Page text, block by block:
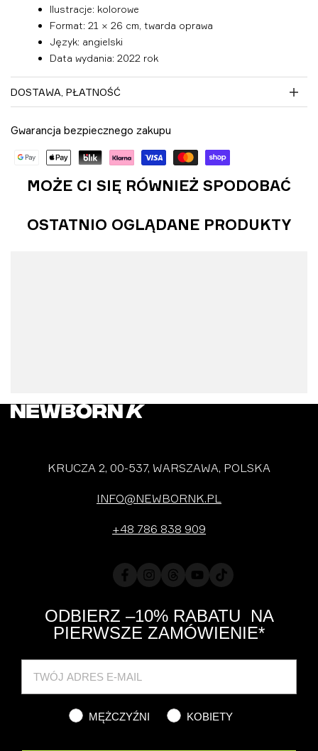
bocznyIlustracje: kolorowe
Format: 21 × 26 cm, twarda oprawa
Język: angielski
Data wydania: 2022 rok
DOSTAWA, PŁATNOŚĆ
Gwarancja bezpiecznego zakupu
MOŻE CI SIĘ RÓWNIEŻ SPODOBAĆ
OSTATNIO OGLĄDANE PRODUKTY
KRUCZA 2, 00-537, WARSZAWA, POLSKA
INFO@NEWBORNK.PL
+48 786 838 909
FacebookInstagramTranslation
missing:
YouTubeTikTok
ODBIERZ –10% RABATU NA
PIERWSZE ZAMÓWIENIE*
Cat MĘŻCZYŹNI KOBIETY